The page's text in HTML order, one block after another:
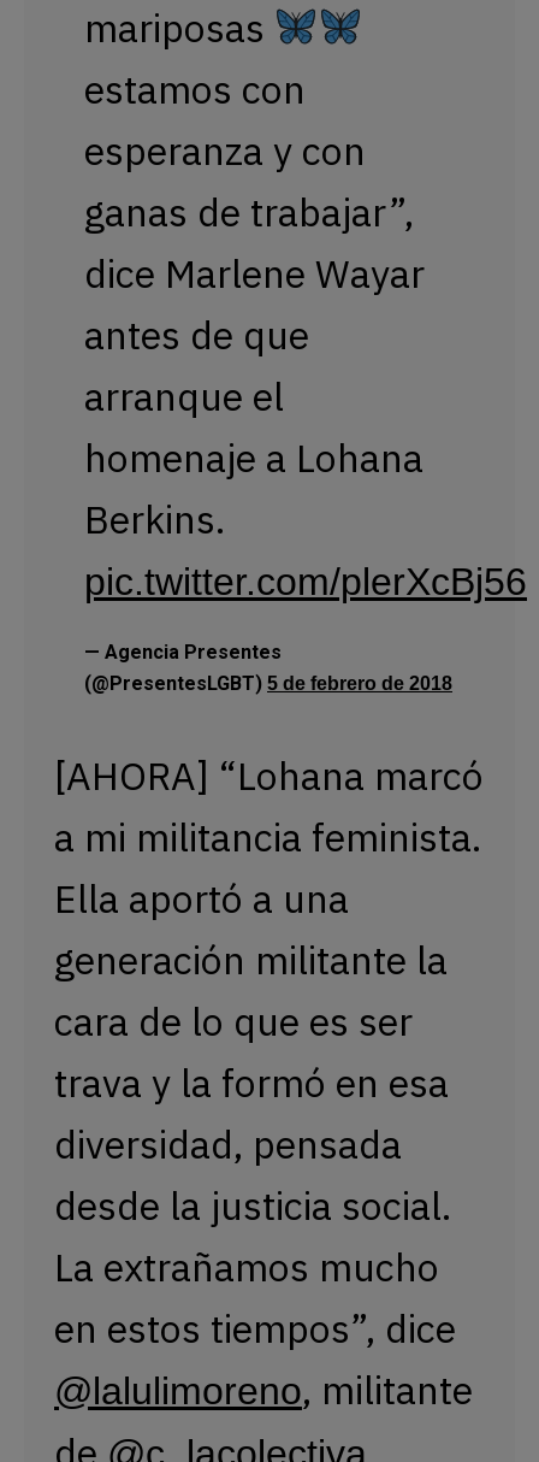
mariposas
estamos con
esperanza y con
ganas de trabajar”,
dice Marlene Wayar
antes de que
arranque el
homenaje a Lohana
Berkins.
pic.twitter.com/plerXcBj56
— Agencia Presentes
(@PresentesLGBT) 5 de febrero de 2018
[AHORA] “Lohana marcó
a mi militancia feminista.
Ella aportó a una
generación militante la
cara de lo que es ser
trava y la formó en esa
diversidad, pensada
desde la justicia social.
La extrañamos mucho
en estos tiempos”, dice
@lalulimoreno, militante
@c_lacolectiva